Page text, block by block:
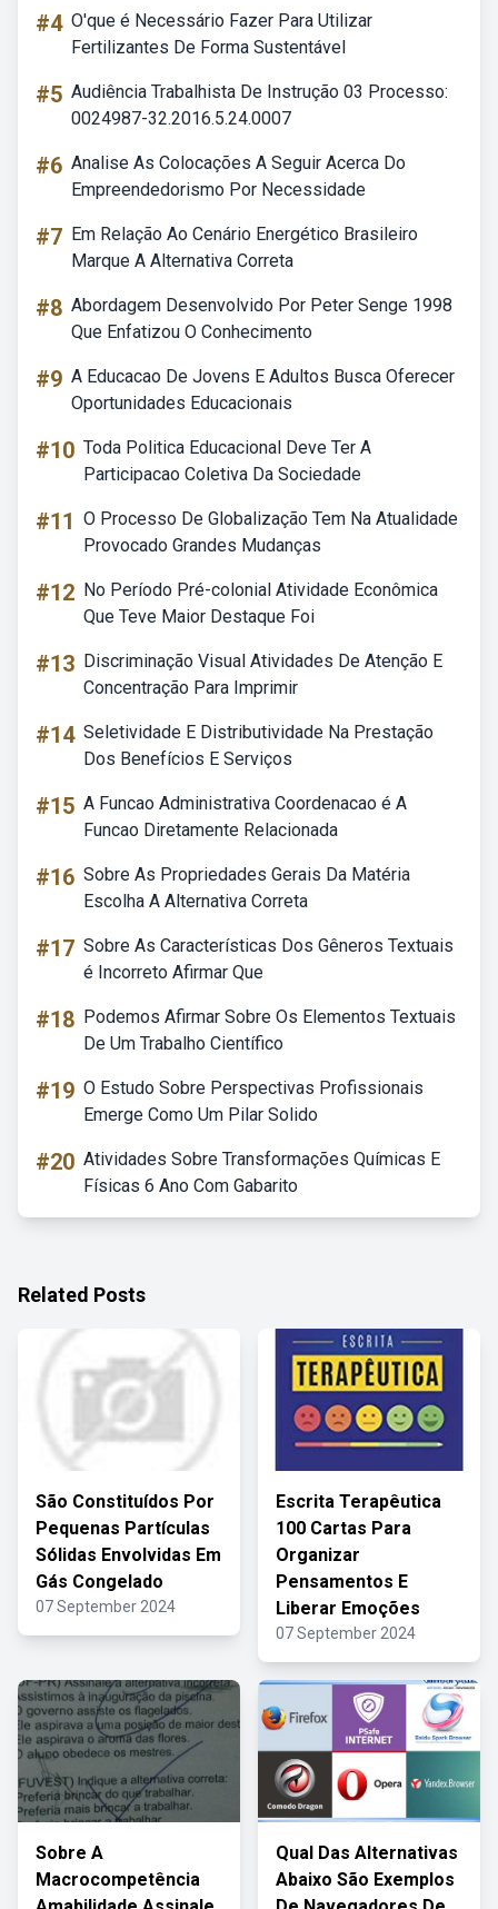
#4 O'que é Necessário Fazer Para Utilizar
Fertilizantes De Forma Sustentável
#5 Audiência Trabalhista De Instrução 03 Processo:
0024987-32.2016.5.24.0007
#6 Analise As Colocações A Seguir Acerca Do
Empreendedorismo Por Necessidade
#7 Em Relação Ao Cenário Energético Brasileiro
Marque A Alternativa Correta
#8 Abordagem Desenvolvido Por Peter Senge 1998
Que Enfatizou O Conhecimento
#9 A Educacao De Jovens E Adultos Busca Oferecer
Oportunidades Educacionais
#10 Toda Politica Educacional Deve Ter A
Participacao Coletiva Da Sociedade
#11 O Processo De Globalização Tem Na Atualidade
Provocado Grandes Mudanças
#12 No Período Pré-colonial Atividade Econômica
Que Teve Maior Destaque Foi
#13 Discriminação Visual Atividades De Atenção E
Concentração Para Imprimir
#14 Seletividade E Distributividade Na Prestação
Dos Benefícios E Serviços
#15 A Funcao Administrativa Coordenacao é A
Funcao Diretamente Relacionada
#16 Sobre As Propriedades Gerais Da Matéria
Escolha A Alternativa Correta
#17 Sobre As Características Dos Gêneros Textuais
é Incorreto Afirmar Que
#18 Podemos Afirmar Sobre Os Elementos Textuais
De Um Trabalho Científico
#19 O Estudo Sobre Perspectivas Profissionais
Emerge Como Um Pilar Solido
#20 Atividades Sobre Transformações Químicas E
Físicas 6 Ano Com Gabarito
Related Posts
São Constituídos Por
Pequenas Partículas
Sólidas Envolvidas Em
Gás Congelado
07 September 2024
Escrita Terapêutica
100 Cartas Para
Organizar
Pensamentos E
Liberar Emoções
07 September 2024
Sobre A
Macrocompetência
Qual Das Alternativas
Abaixo São Exemplos